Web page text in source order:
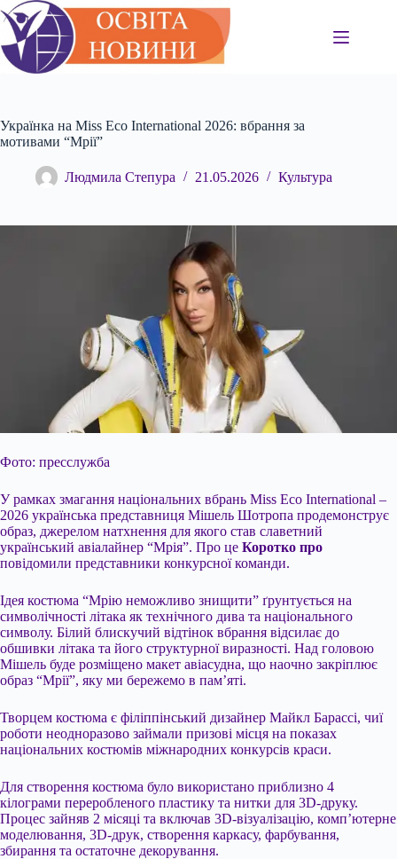
Перейти
до
вмісту
Українка на Miss Eco International 2026: вбрання за
мотивами “Мрії”
Людмила Степура 21.05.2026 Культура
Фото: пресслужба
У рамках змагання національних вбрань Miss Eco International –
2026 українська представниця Мішель Шотропа продемонструє
образ, джерелом натхнення для якого став славетний
український авіалайнер “Мрія”. Про це Коротко про
повідомили представники конкурсної команди.
Ідея костюма “Мрію неможливо знищити” ґрунтується на
символічності літака як технічного дива та національного
символу. Білий блискучий відтінок вбрання відсилає до
обшивки літака та його структурної виразності. Над головою
Мішель буде розміщено макет авіасудна, що наочно закріплює
образ “Мрії”, яку ми бережемо в пам’яті.
Творцем костюма є філіппінський дизайнер Майкл Барассі, чиї
роботи неодноразово займали призові місця на показах
національних костюмів міжнародних конкурсів краси.
Для створення костюма було використано приблизно 4
кілограми переробленого пластику та нитки для 3D-друку.
Процес зайняв 2 місяці та включав 3D-візуалізацію, комп’ютерне
моделювання, 3D-друк, створення каркасу, фарбування,
збирання та остаточне декорування.